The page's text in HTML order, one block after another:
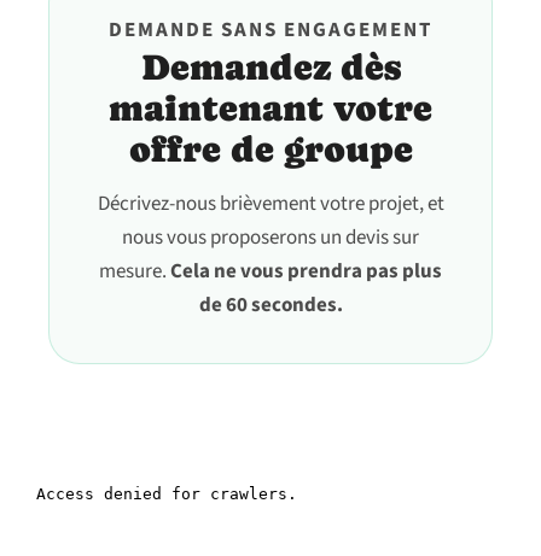
DEMANDE SANS ENGAGEMENT
Demandez dès
maintenant votre
offre de groupe
Décrivez-nous brièvement votre projet, et
nous vous proposerons un devis sur
mesure.Cela ne vous prendra pas plus
de 60 secondes.